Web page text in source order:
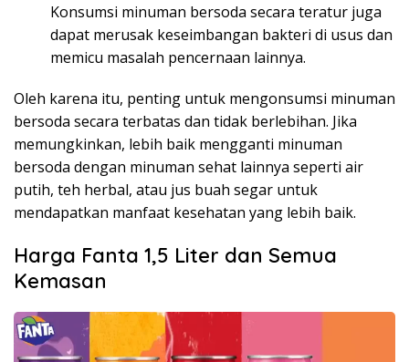
Konsumsi minuman bersoda secara teratur juga
dapat merusak keseimbangan bakteri di usus dan
memicu masalah pencernaan lainnya.
Oleh karena itu, penting untuk mengonsumsi minuman
bersoda secara terbatas dan tidak berlebihan. Jika
memungkinkan, lebih baik mengganti minuman
bersoda dengan minuman sehat lainnya seperti air
putih, teh herbal, atau jus buah segar untuk
mendapatkan manfaat kesehatan yang lebih baik.
Harga Fanta 1,5 Liter dan Semua
Kemasan